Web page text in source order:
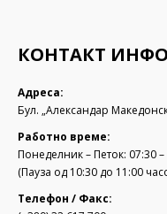
КОНТАКТ
Адреса:
Бул. „Александар
Работно време:
Понеделник – Петок: 07:30 –
(Пауза од 10:30 до 11:00
Телефон / Факс: